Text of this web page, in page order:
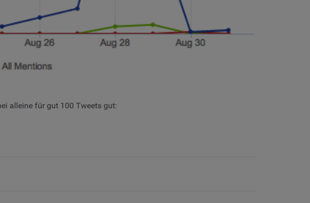
alleine für gut 100 Tweets gut: